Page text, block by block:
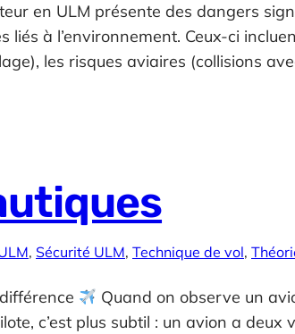
en ULM présente des dangers
liés à l’environnement. Ceux-ci
les risques aviaires (collisions
, Sécurité ULM, Technique de vol,
Quand on observe un
c’est plus subtil : un avion a